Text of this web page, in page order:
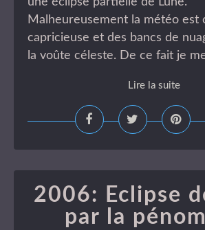
Malheureusement la météo est
capricieuse et des bancs de
la voûte céleste. De ce fait je
Lire la suite
2006: Eclipse
par la